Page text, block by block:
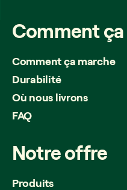
Commentça
Comment ça marche
Durabilité
Où nous livrons
FAQ
Notreoffre
Produits